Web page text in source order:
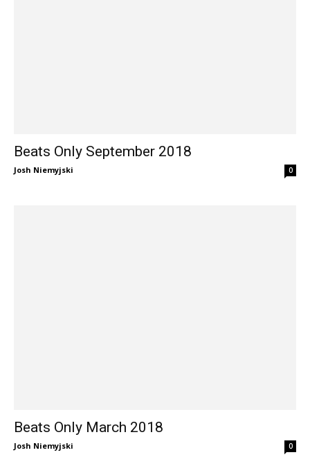
Beats Only September 2018
Josh Niemyjski 0
Beats Only March 2018
Josh Niemyjski 0